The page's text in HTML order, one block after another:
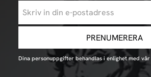
PRENUMERERA
Dina personuppgifter behandlas i enlighet med vår